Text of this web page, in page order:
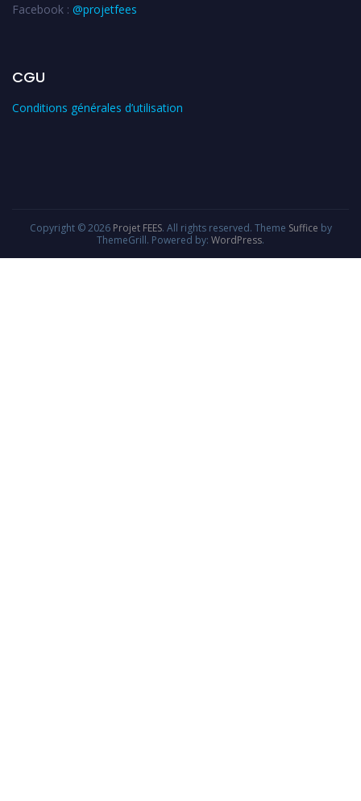
Facebook : @projetfees
CGU
Conditions générales d’utilisation
Copyright © 2026 Projet FEES. All rights reserved. Theme Suffice by
ThemeGrill. Powered by: WordPress.